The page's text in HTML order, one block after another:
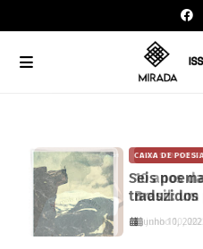
DAVISON
10 anos
Brasil:
junho 10,
CAIXA DE POESIA
Seis
traduzidos
junho 10, 2022